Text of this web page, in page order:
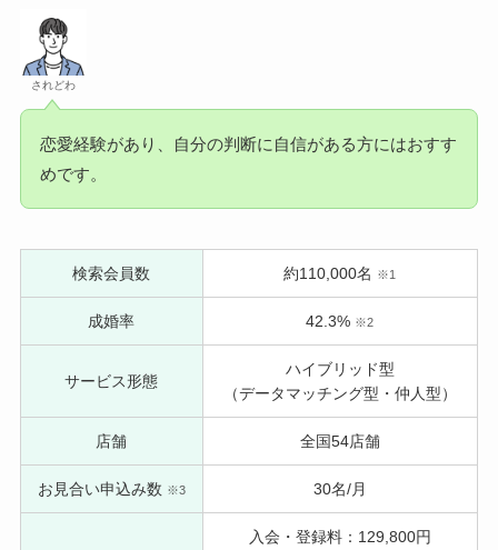
されどわ
恋愛経験があり、自分の判断に自信がある方にはおすす
めです。
検索会員数 約110,000名 ※1
成婚率 42.3% ※2
サービス形態
ハイブリッド型
（データマッチング型・仲人型）
店舗 全国54店舗
お見合い申込み数 ※3 30名/月
入会・登録料：129,800円